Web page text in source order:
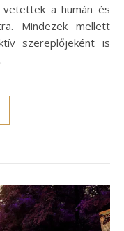
vetettek a humán és
Mindezek mellett
szereplőjeként is